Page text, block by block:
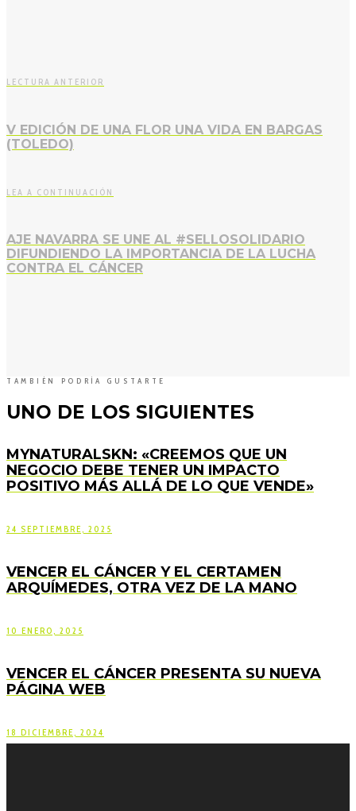
LECTURA ANTERIOR
V EDICIÓN DE UNA FLOR UNA VIDA EN BARGAS
(TOLEDO)
LEA A CONTINUACIÓN
AJE NAVARRA SE UNE AL #SELLOSOLIDARIO
DIFUNDIENDO LA IMPORTANCIA DE LA LUCHA
CONTRA EL CÁNCER
TAMBIÉN PODRÍA GUSTARTE
UNO DE LOS SIGUIENTES
MYNATURALSKN: «CREEMOS QUE UN
NEGOCIO DEBE TENER UN IMPACTO
POSITIVO MÁS ALLÁ DE LO QUE VENDE»
24 SEPTIEMBRE, 2025
VENCER EL CÁNCER Y EL CERTAMEN
ARQUÍMEDES, OTRA VEZ DE LA MANO
10 ENERO, 2025
VENCER EL CÁNCER PRESENTA SU NUEVA
PÁGINA WEB
18 DICIEMBRE, 2024